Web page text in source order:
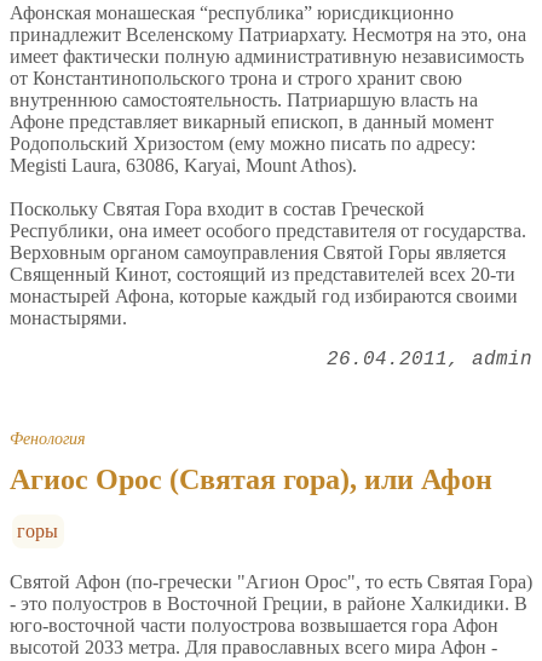
Афонская монашеская “республика” юрисдикционно
принадлежит Вселенскому Патриархату. Несмотря на это, она
имеет фактически полную административную независимость
от Константинопольского трона и строго хранит свою
внутреннюю самостоятельность. Патриаршую власть на
Афоне представляет викарный епископ, в данный момент
Родопольский Хризостом (ему можно писать по адресу:
Megisti Laura, 63086, Karyai, Mount Athos).
Поскольку Святая Гора входит в состав Греческой
Республики, она имеет особого представителя от государства.
Верховным органом самоуправления Святой Горы является
Священный Кинот, состоящий из представителей всех 20-ти
монастырей Афона, которые каждый год избираются своими
монастырями.
26.04.2011 admin
Фенология
Агиос Орос (Святая гора), или Афон
горы
Святой Афон (по-гречески "Агион Орос", то есть Святая Гора)
- это полуостров в Восточной Греции, в районе Халкидики. В
юго-восточной части полуострова возвышается гора Афон
высотой 2033 метра. Для православных всего мира Афон -